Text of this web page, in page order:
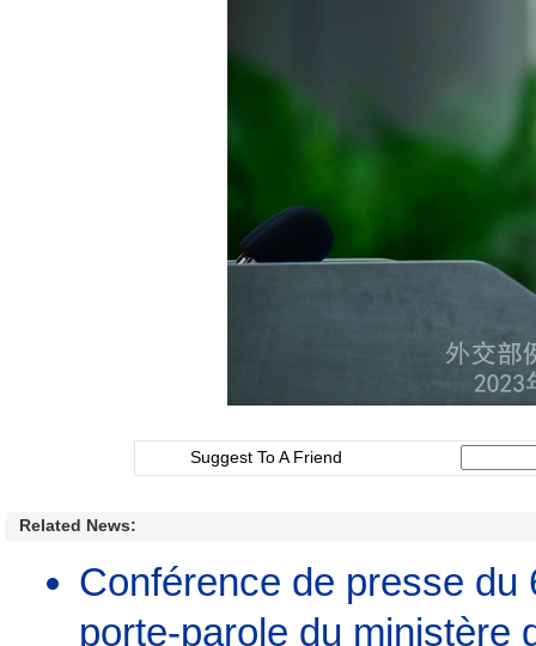
Suggest To A Friend
Related News:
Conférence de presse du
porte-parole du ministère